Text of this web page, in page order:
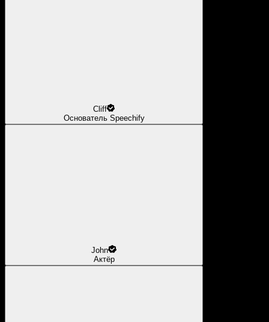
Cliff
Основатель Speechify
John
Актёр